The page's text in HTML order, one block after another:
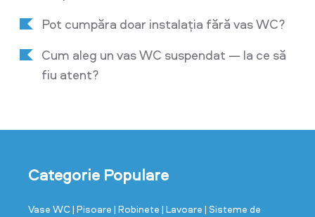
Pot cumpăra doar instalația fără vas WC?
Cum aleg un vas WC suspendat — la ce să
fiu atent?
Categorie Populare
Vase WC| Pisoare | Robinete | Lavoare | Sisteme de